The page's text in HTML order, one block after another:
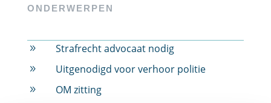
ONDERWERPEN
9 Strafrecht advocaat nodig
9 Uitgenodigd voor verhoor politie
9 OM zitting